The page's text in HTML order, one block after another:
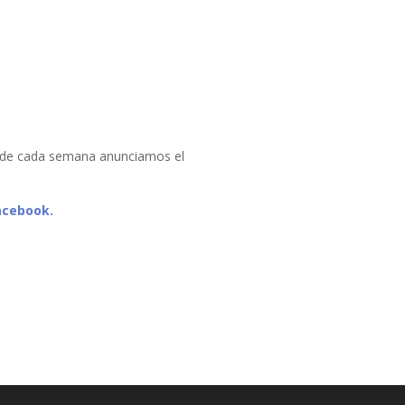
cada semana anunciamos el